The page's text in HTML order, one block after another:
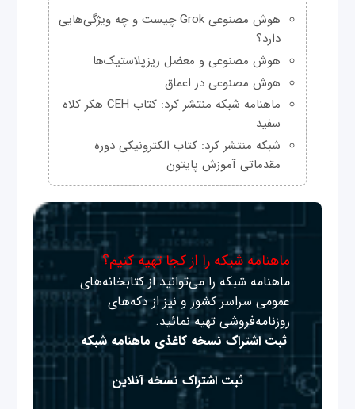
هوش مصنوعی Grok چیست و چه ویژگی‌هایی
دارد؟
هوش مصنوعی و معضل ریزپلاستیک‌ها
هوش مصنوعی در اعماق
ماهنامه شبکه منتشر کرد: کتاب CEH هکر کلاه
سفید
شبکه منتشر کرد: کتاب الکترونیکی دوره
مقدماتی آموزش پایتون
ماهنامه شبکه را از کجا تهیه کنیم؟
ماهنامه شبکه را می‌توانید از کتابخانه‌های
عمومی سراسر کشور و نیز از دکه‌های
روزنامه‌فروشی تهیه نمائید.
ثبت اشتراک نسخه کاغذی ماهنامه شبکه
ثبت اشتراک نسخه آنلاین